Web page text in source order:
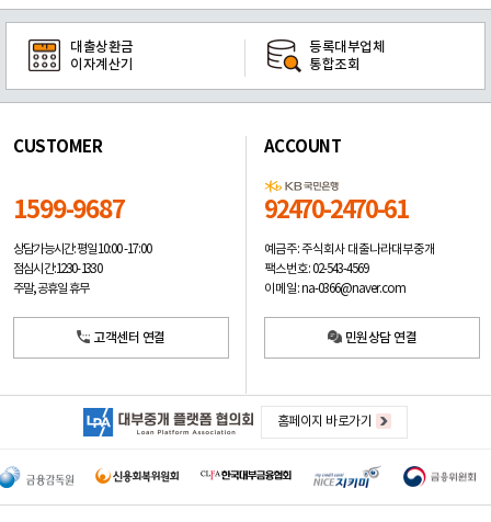
대출상환금
이자계산기
등록대부업체
통합조회
CUSTOMER
1599-9687
상담가능시간: 평일10:00 -17:00
점심시간: 12:30 - 13:30
주말, 공휴일 휴무
고객센터 연결
ACCOUNT
92470-2470-61
예금주: 주식회사 대출나라대부중개
팩스번호: 02-543-4569
이메일: na-0366@naver.com
민원상담 연결
홈페이지 바로가기